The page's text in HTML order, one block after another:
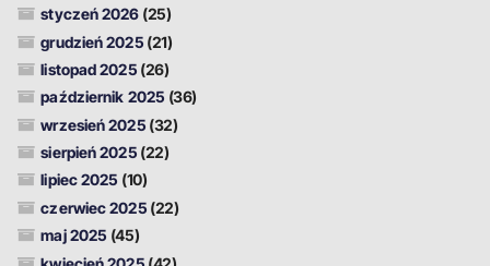
styczeń 2026 (25)
grudzień 2025 (21)
listopad 2025 (26)
październik 2025 (36)
wrzesień 2025 (32)
sierpień 2025 (22)
lipiec 2025 (10)
czerwiec 2025 (22)
maj 2025 (45)